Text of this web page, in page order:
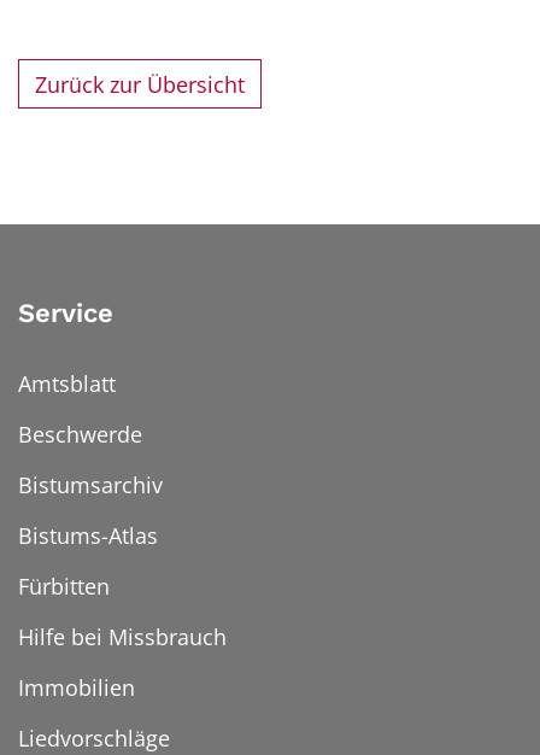
Zurück zur Übersicht
Service
Amtsblatt
Beschwerde
Bistumsarchiv
Bistums-Atlas
Fürbitten
Hilfe bei Missbrauch
Immobilien
Liedvorschläge